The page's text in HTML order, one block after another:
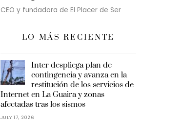
CEO y fundadora de El Placer de Ser
LO MÁS RECIENTE
Inter despliega plan de
contingencia y avanza en la
restitución de los servicios de
Internet en La Guaira y zonas
afectadas tras los sismos
JULY 17, 2026